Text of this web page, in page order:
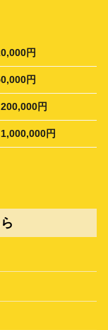
円
円
円
円